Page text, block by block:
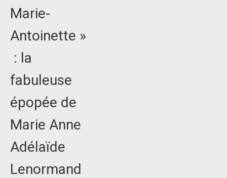
Marie-
Antoinette »
: la
fabuleuse
épopée de
Marie Anne
Adélaïde
Lenormand